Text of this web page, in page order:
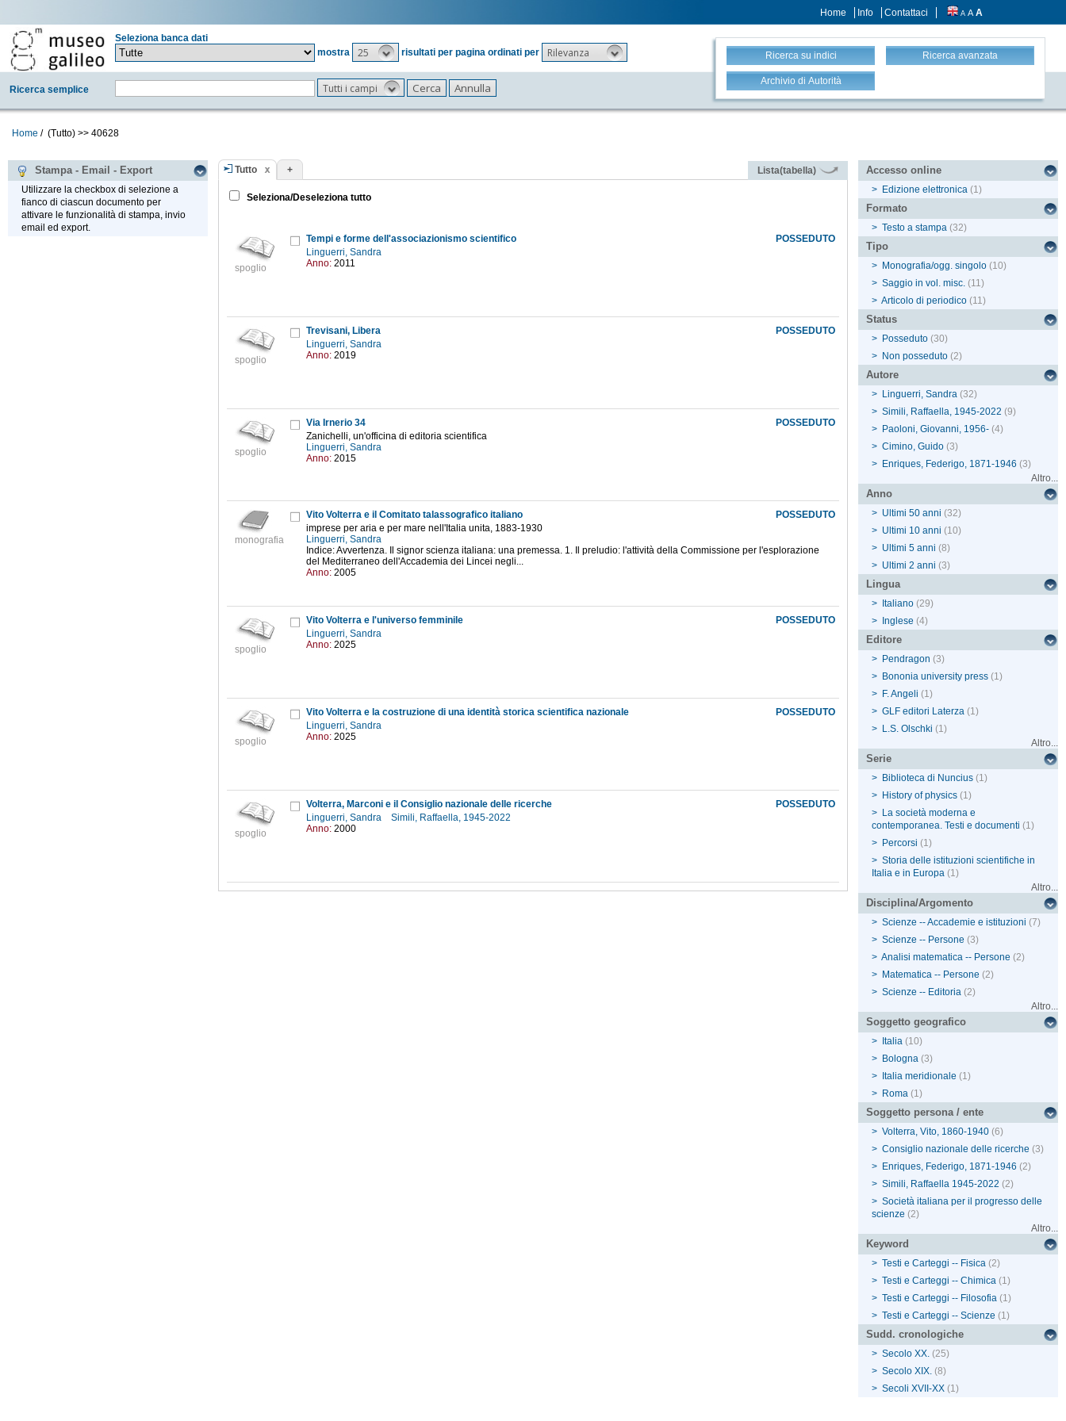
Home Info Contattaci A A A
Seleziona banca dati
mostra
25 risultati per pagina ordinati per Rilevanza
Ricerca semplice Tutti i campi
Ricerca su indici Ricerca avanzata
Archivio di Autorità
Home / (Tutto) >> 40628
Stampa - Email - Export
Utilizzare la checkbox di selezione a
fianco di ciascun documento per
attivare le funzionalità di stampa, invio
email ed export.
Tutto + Lista(tabella)
Seleziona/Deseleziona tutto
spoglio
POSSEDUTO
Tempi e forme dell'associazionismo scientifico
Linguerri, Sandra
Anno: 2011
spoglio
POSSEDUTO
Trevisani, Libera
Linguerri, Sandra
Anno: 2019
spoglio
POSSEDUTO
Via Irnerio 34
Zanichelli, un'officina di editoria scientifica
Linguerri, Sandra
Anno: 2015
monografia
POSSEDUTO
Vito Volterra e il Comitato talassografico italiano
imprese per aria e per mare nell'Italia unita, 1883-1930
Linguerri, Sandra
Indice: Avvertenza. Il signor scienza italiana: una premessa. 1. Il preludio: l'attività della Commissione per l'esplorazione
del Mediterraneo dell'Accademia dei Lincei negli...
Anno: 2005
spoglio
POSSEDUTO
Vito Volterra e l'universo femminile
Linguerri, Sandra
Anno: 2025
spoglio
POSSEDUTO
Vito Volterra e la costruzione di una identità storica scientifica nazionale
Linguerri, Sandra
Anno: 2025
spoglio
POSSEDUTO
Volterra, Marconi e il Consiglio nazionale delle ricerche
Linguerri, Sandra
Simili, Raffaella, 1945-2022
Anno: 2000
Accesso online
> Edizione elettronica (1)
Formato
> Testo a stampa (32)
Tipo
> Monografia/ogg. singolo (10)
> Saggio in vol. misc. (11)
> Articolo di periodico (11)
Status
> Posseduto (30)
> Non posseduto (2)
Autore
> Linguerri, Sandra (32)
> Simili, Raffaella, 1945-2022 (9)
> Paoloni, Giovanni, 1956- (4)
> Cimino, Guido (3)
> Enriques, Federigo, 1871-1946 (3)
Altro...
Anno
> Ultimi 50 anni (32)
> Ultimi 10 anni (10)
> Ultimi 5 anni (8)
> Ultimi 2 anni (3)
Lingua
> Italiano (29)
>
Inglese (4)
Editore
> Pendragon (3)
> Bononia university press (1)
> F. Angeli (1)
> GLF editori Laterza (1)
> L.S. Olschki (1)
Altro...
Serie
> Biblioteca di Nuncius (1)
> History of physics (1)
> La società moderna e
contemporanea. Testi e documenti (1)
> Percorsi (1)
> Storia delle istituzioni scientifiche in
Italia e in Europa (1)
Altro...
Disciplina/Argomento
> Scienze -- Accademie e istituzioni (7)
> Scienze -- Persone (3)
> Analisi matematica -- Persone (2)
> Matematica -- Persone (2)
> Scienze -- Editoria (2)
Altro...
Soggetto geografico
> Italia (10)
> Bologna (3)
>
Italia meridionale (1)
> Roma (1)
Soggetto persona / ente
> Volterra, Vito, 1860-1940 (6)
> Consiglio nazionale delle ricerche (3)
> Enriques, Federigo, 1871-1946 (2)
> Simili, Raffaella 1945-2022 (2)
> Società italiana per il progresso delle
scienze (2)
Altro...
Keyword
> Testi e Carteggi -- Fisica (2)
> Testi e Carteggi -- Chimica (1)
> Testi e Carteggi -- Filosofia (1)
> Testi e Carteggi -- Scienze (1)
Sudd. cronologiche
> Secolo XX. (25)
> Secolo XIX. (8)
> Secoli XVII-XX (1)